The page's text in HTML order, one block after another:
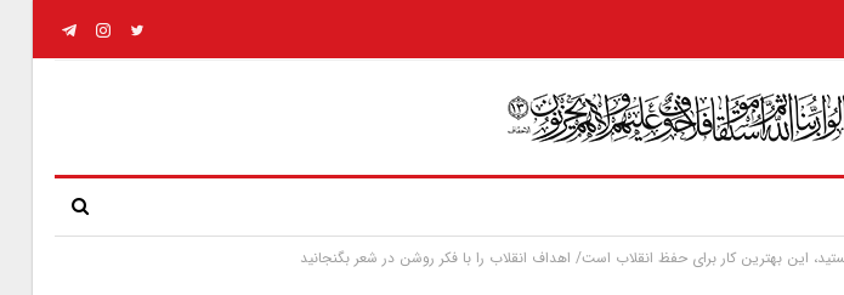
این بهترین کار برای حفظ انقلاب است/ اهداف انقلاب را با فکر روشن در شعر بگنجانید